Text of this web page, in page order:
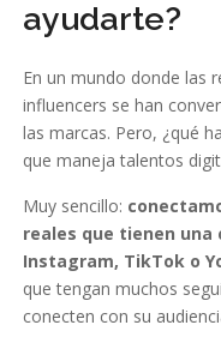
ayudarte?
En un mundo donde las
influencers se han
las marcas. Pero, ¿qué
que maneja talentos
Muy sencillo:
reales que tienen una
Instagram, TikTok o
que tengan muchos
conecten con su